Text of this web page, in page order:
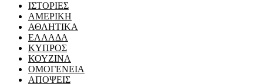
ΙΣΤΟΡΙΕΣ
ΑΜΕΡΙΚΗ
ΑΘΛΗΤΙΚΑ
ΕΛΛΑΔΑ
ΚΥΠΡΟΣ
ΚΟΥΖΙΝΑ
ΟΜΟΓΕΝΕΙΑ
ΑΠΟΨΕΙΣ